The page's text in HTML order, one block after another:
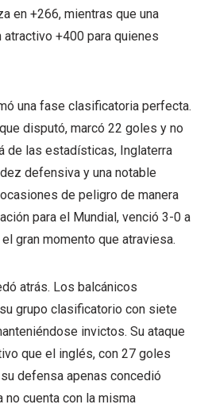
en +266, mientras que una
+400 para quienes
una fase clasificatoria perfecta.
disputó, marcó 22 goles y no
de las estadísticas, Inglaterra
defensiva y una notable
de peligro de manera
para el Mundial, venció 3-0 a
gran momento que atraviesa.
atrás. Los balcánicos
grupo clasificatorio con siete
invictos. Su ataque
que el inglés, con 27 goles
defensa apenas concedió
no cuenta con la misma